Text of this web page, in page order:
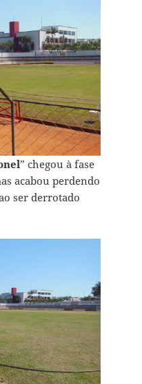
” chegou à fase
acabou perdendo
ser derrotado